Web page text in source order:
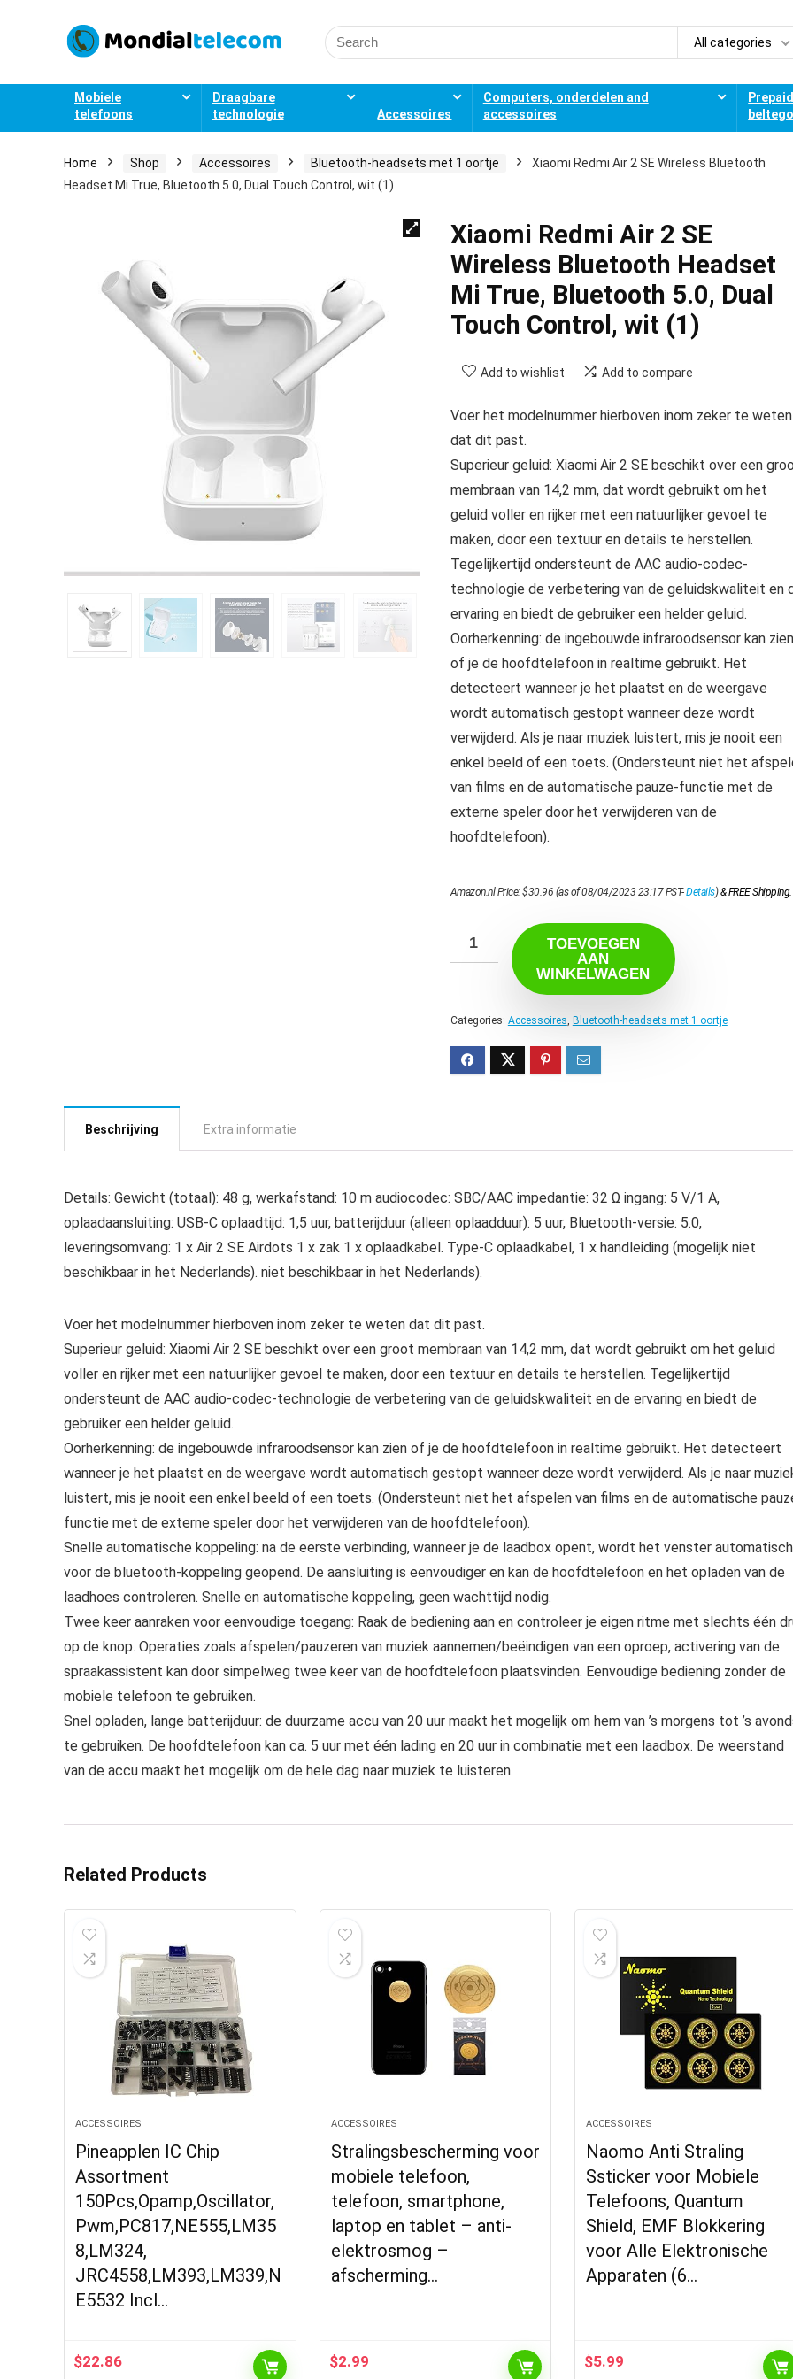
Search
for:
All categories
Mobiele
telefoons
Draagbare
technologie
Accessoires
Computers, onderdelen and
accessoires
Home Shop Accessoires Bluetooth-headsets met 1 oortje
Xiaomi Redmi Air 2 SE Wireless Bluetooth
Headset Mi True, Bluetooth 5.0, Dual Touch Control, wit (1)
Xiaomi Redmi Air 2 SE
Wireless Bluetooth Headset
Mi True, Bluetooth 5.0, Dual
Touch Control, wit (1)
Add to wishlist Add to compare
Voer het modelnummer hierboven inom zeker te weten
dat dit past.
Superieur geluid: Xiaomi Air 2 SE beschikt over een
membraan van 14,2 mm, dat wordt gebruikt om het
geluid voller en rijker met een natuurlijker gevoel te
maken, door een textuur en details te herstellen.
Tegelijkertijd ondersteunt de AAC audio-codec-
technologie de verbetering van de geluidskwaliteit en
ervaring en biedt de gebruiker een helder geluid.
Oorherkenning: de ingebouwde infraroodsensor kan zien
of je de hoofdtelefoon in realtime gebruikt. Het
detecteert wanneer je het plaatst en de weergave
wordt automatisch gestopt wanneer deze wordt
verwijderd. Als je naar muziek luistert, mis je nooit een
enkel beeld of een toets. (Ondersteunt niet het
van films en de automatische pauze-functie met de
externe speler door het verwijderen van de
hoofdtelefoon).
Amazon.nl Price:$30.96 (as of 08/04/2023 23:17 PST-Details)&FREE Shipping.
TOEVOEGEN
AAN
WINKELWAGEN
Categories: Accessoires, Bluetooth-headsets met 1 oortje
Beschrijving Extra informatie
Details: Gewicht (totaal): 48 g, werkafstand: 10 m audiocodec: SBC/AAC impedantie: 32 Ω ingang: 5 V/1 A,
oplaadaansluiting: USB-C oplaadtijd: 1,5 uur, batterijduur (alleen oplaadduur): 5 uur, Bluetooth-versie: 5.0,
leveringsomvang: 1 x Air 2 SE Airdots 1 x zak 1 x oplaadkabel. Type-C oplaadkabel, 1 x handleiding (mogelijk niet
beschikbaar in het Nederlands). niet beschikbaar in het Nederlands).
Voer het modelnummer hierboven inom zeker te weten dat dit past.
Superieur geluid: Xiaomi Air 2 SE beschikt over een groot membraan van 14,2 mm, dat wordt gebruikt om het geluid
voller en rijker met een natuurlijker gevoel te maken, door een textuur en details te herstellen. Tegelijkertijd
ondersteunt de AAC audio-codec-technologie de verbetering van de geluidskwaliteit en de ervaring en biedt de
gebruiker een helder geluid.
Oorherkenning: de ingebouwde infraroodsensor kan zien of je de hoofdtelefoon in realtime gebruikt. Het detecteert
wanneer je het plaatst en de weergave wordt automatisch gestopt wanneer deze wordt verwijderd. Als je naar
luistert, mis je nooit een enkel beeld of een toets. (Ondersteunt niet het afspelen van films en de automatische
functie met de externe speler door het verwijderen van de hoofdtelefoon).
Snelle automatische koppeling: na de eerste verbinding, wanneer je de laadbox opent, wordt het venster automatisch
voor de bluetooth-koppeling geopend. De aansluiting is eenvoudiger en kan de hoofdtelefoon en het opladen van de
laadhoes controleren. Snelle en automatische koppeling, geen wachttijd nodig.
Twee keer aanraken voor eenvoudige toegang: Raak de bediening aan en controleer je eigen ritme met slechts één
op de knop. Operaties zoals afspelen/pauzeren van muziek aannemen/beëindigen van een oproep, activering van de
spraakassistent kan door simpelweg twee keer van de hoofdtelefoon plaatsvinden. Eenvoudige bediening zonder de
mobiele telefoon te gebruiken.
Snel opladen, lange batterijduur: de duurzame accu van 20 uur maakt het mogelijk om hem van ’s morgens tot ’s
te gebruiken. De hoofdtelefoon kan ca. 5 uur met één lading en 20 uur in combinatie met een laadbox. De weerstand
van de accu maakt het mogelijk om de hele dag naar muziek te luisteren.
Related Products
ACCESSOIRES
Pineapplen IC Chip
Assortment
150Pcs,Opamp,Oscillator,
Pwm,PC817,NE555,LM35
8,LM324,
JRC4558,LM393,LM339,N
E5532 Incl…
$22.86
ACCESSOIRES
Stralingsbescherming voor
mobiele telefoon,
telefoon, smartphone,
laptop en tablet – anti-
elektrosmog –
afscherming…
$2.99
ACCESSOIRES
Naomo Anti Straling
Ssticker voor Mobiele
Telefoons, Quantum
Shield, EMF Blokkering
voor Alle Elektronische
Apparaten (6…
$5.99